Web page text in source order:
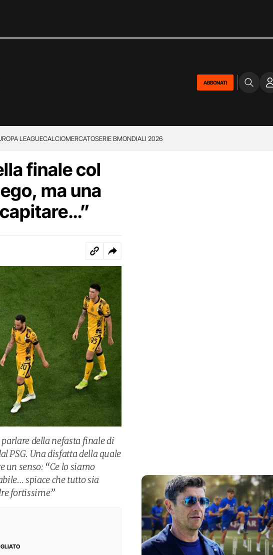
ABBONATI
LEAGUECALCIOMERCATOSERIE BMONDIALI 2026
finale col
ma una
della nefasta finale di
PSG. Una disfatta della quale
un senso: “Ce lo siamo
spiace che tutto sia
fortissime”